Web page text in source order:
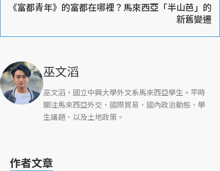
《富都青年》的富都在哪裡？馬來西亞「半山芭」的
新舊變遷
巫文滔
巫文滔，國立中興大學外文系馬來西亞學生。平時
關注馬來西亞外交、國際貿易、國內政治動態、學
生議題、以及土地政策。
作者文章